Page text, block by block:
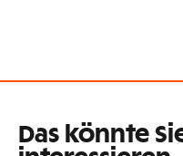
Das könnte